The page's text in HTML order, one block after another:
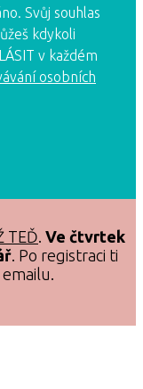
Svůj souhlas
kdykoli
v každém
osobních
TEĎ Ve čtvrtek
. Po registraci ti